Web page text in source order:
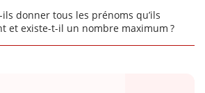
donner tous les prénoms qu’ils
et existe-t-il un nombre maximum ?